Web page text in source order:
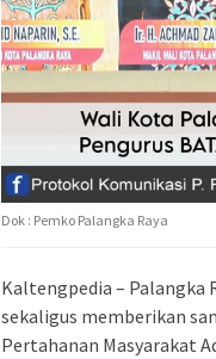
Dok : Pemko Palangka Raya
Kaltengpedia – Palangka
sekaligus memberikan
Pertahanan Masyarakat